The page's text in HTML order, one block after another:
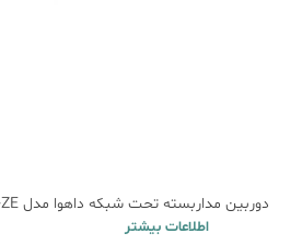
دوربین مداربسته تحت شبکه داهوا مدل DH-IPC-HFW5831EP-ZE
اطلاعات بیشتر